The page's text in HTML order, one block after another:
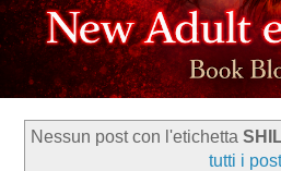
Nessun post con l'etichetta
tutti i post